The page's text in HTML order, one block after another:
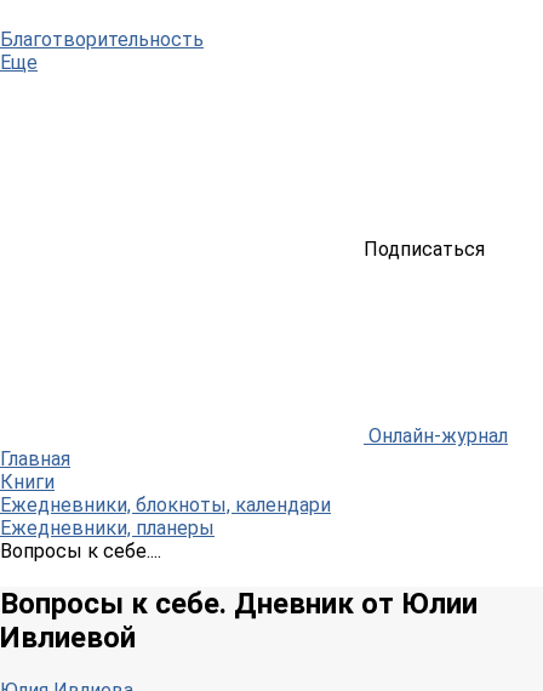
Благотворительность
Еще
Подписаться
Онлайн-журнал
Главная
Книги
Ежедневники, блокноты, календари
Ежедневники, планеры
Вопросы к себе....
Вопросы к себе. Дневник от Юлии
Ивлиевой